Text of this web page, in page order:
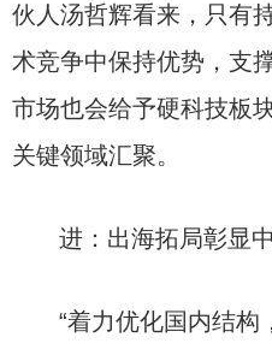
伙人汤哲辉看来，只有
术竞争中保持优势，支
市场也会给予硬科技板
关键领域汇聚。
进：出海拓局彰显
“着力优化国内结构